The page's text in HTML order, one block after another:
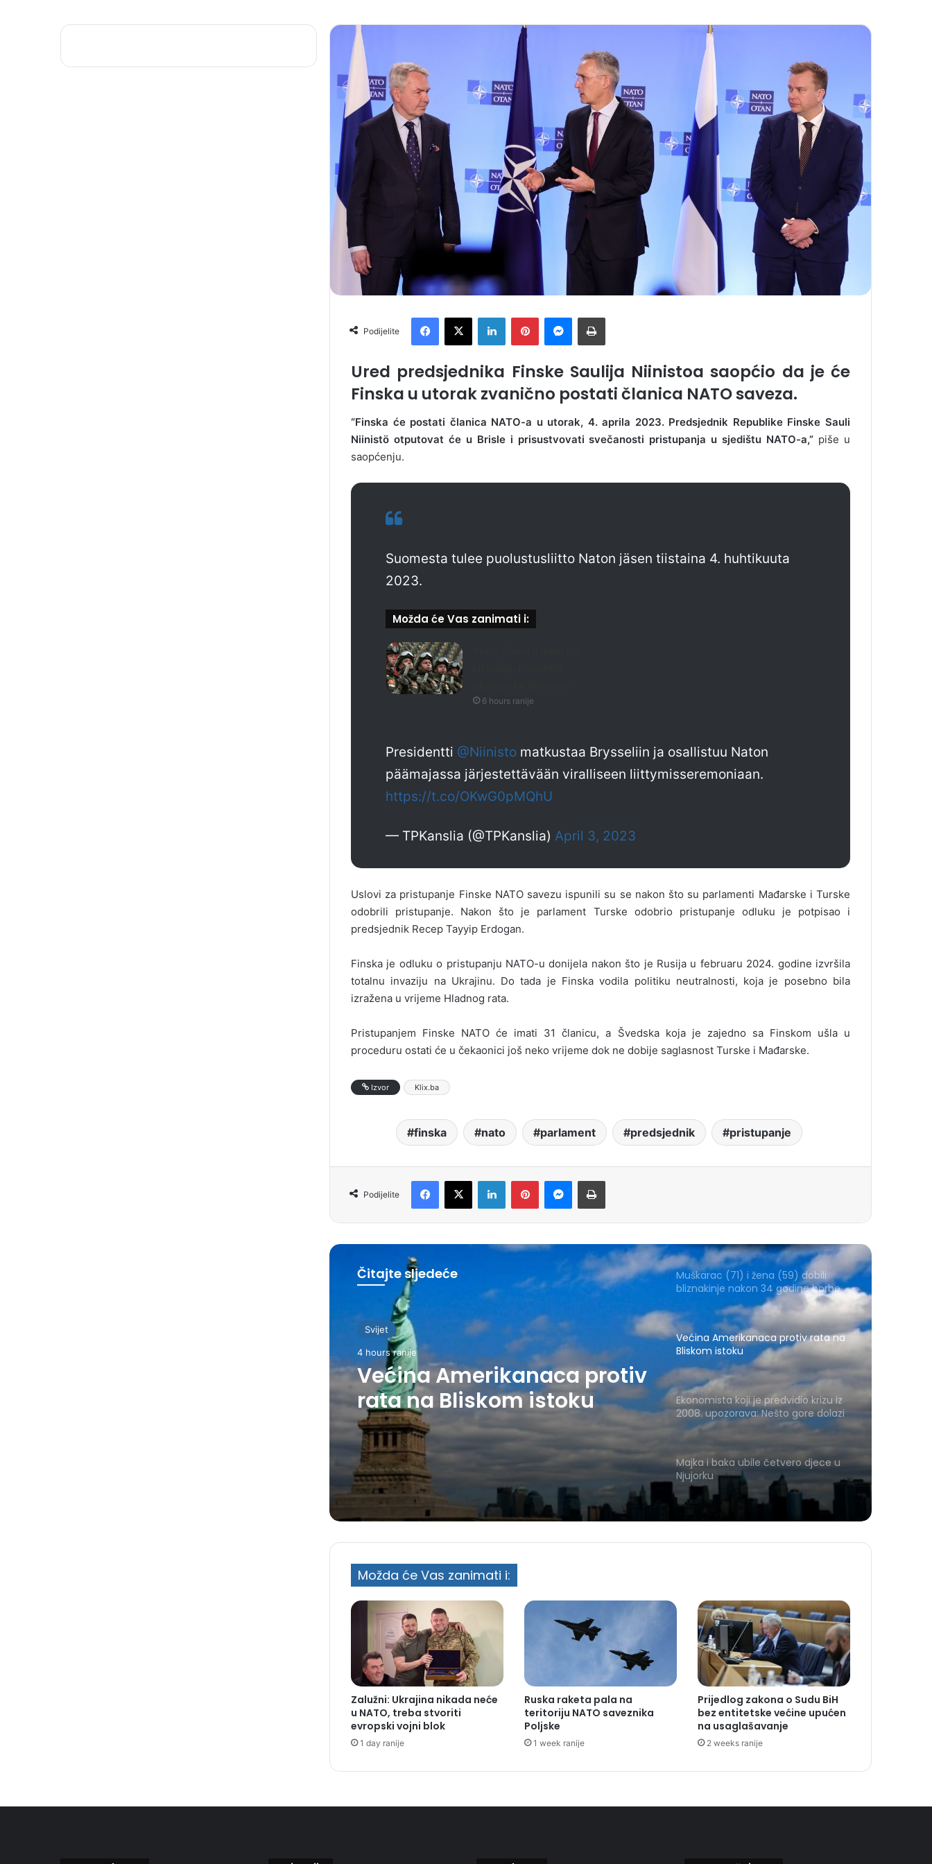
Podijelite
Ured predsjednika Finske Saulija Niinistoa saopćio da je će
Finska u utorak zvanično postati članica NATO saveza.
“Finska će postati članica NATO-a u utorak, 4. aprila 2023. Predsjednik Republike Finske Sauli
Niinistö otputovat će u Brisle i prisustvovati svečanosti pristupanja u sjedištu NATO-a,” piše u
saopćenju.
Suomesta tulee puolustusliitto Naton jäsen tiistaina 4. huhtikuuta
2023.
Možda će Vas zanimati i:
6 hours ranije
Presidentti @Niinisto matkustaa Brysseliin ja osallistuu Naton
päämajassa järjestettävään viralliseen liittymisseremoniaan.
https://t.co/OKwG0pMQhU
— TPKanslia (@TPKanslia) April 3, 2023
Uslovi za pristupanje Finske NATO savezu ispunili su se nakon što su parlamenti Mađarske i Turske
odobrili pristupanje. Nakon što je parlament Turske odobrio pristupanje odluku je potpisao i
predsjednik Recep Tayyip Erdogan.
Finska je odluku o pristupanju NATO-u donijela nakon što je Rusija u februaru 2024. godine izvršila
totalnu invaziju na Ukrajinu. Do tada je Finska vodila politiku neutralnosti, koja je posebno bila
izražena u vrijeme Hladnog rata.
Pristupanjem Finske NATO će imati 31 članicu, a Švedska koja je zajedno sa Finskom ušla u
proceduru ostati će u čekaonici još neko vrijeme dok ne dobije saglasnost Turske i Mađarske.
Izvor Klix.ba
finska nato parlament predsjednik pristupanje
Podijelite
Čitajte sljedeće
Svijet
4 hours ranije
Većina Amerikanaca protiv
rata na Bliskom istoku
Muškarac (71) i žena (59) dobili
bliznakinje nakon 34 godine borbe
Većina Amerikanaca protiv rata na
Bliskom istoku
Ekonomista koji je predvidio krizu iz
2008. upozorava: Nešto gore dolazi
Majka i baka ubile četvero djece u
Njujorku
Možda će Vas zanimati i:
Zalužni: Ukrajina nikada neće
u NATO, treba stvoriti
evropski vojni blok
1 day ranije
Ruska raketa pala na
teritoriju NATO saveznika
Poljske
1 week ranije
Prijedlog zakona o Sudu BiH
bez entitetske većine upućen
na usaglašavanje
2 weeks ranije